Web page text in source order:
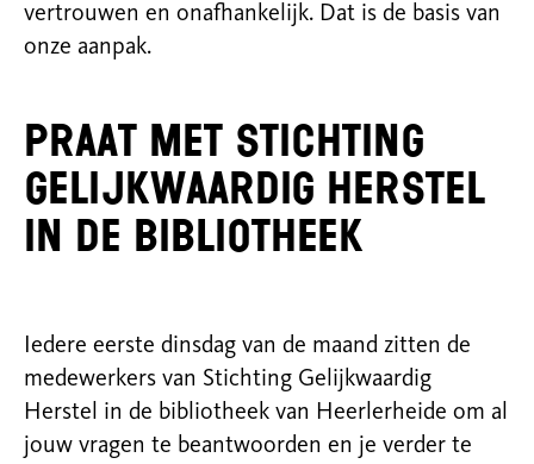
vertrouwen en onafhankelijk. Dat is de basis van
onze aanpak.
Praat met Stichting
Gelijkwaardig Herstel
in de bibliotheek
Iedere eerste dinsdag van de maand zitten de
medewerkers van Stichting Gelijkwaardig
Herstel in de bibliotheek van Heerlerheide om al
jouw vragen te beantwoorden en je verder te